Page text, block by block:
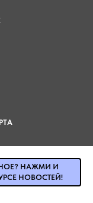
НАЖМИ И
НОВОСТЕЙ!